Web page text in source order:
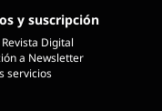
y suscripción
Digital
a Newsletter
servicios